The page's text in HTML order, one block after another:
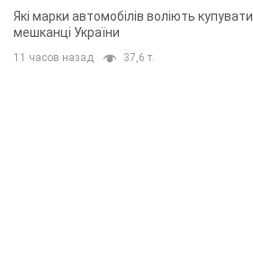
Які марки автомобілів воліють купувати
мешканці України
11 часов назад 37,6 т.